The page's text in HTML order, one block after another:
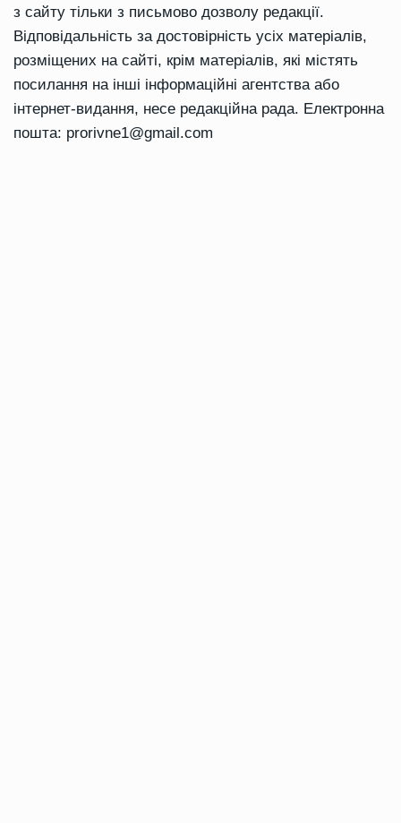
з сайту тільки з письмово дозволу редакції.
Відповідальність за достовірність усіх матеріалів,
розміщених на сайті, крім матеріалів, які містять
посилання на інші інформаційні агентства або
інтернет-видання, несе редакційна рада. Електронна
пошта: prorivne1@gmail.com